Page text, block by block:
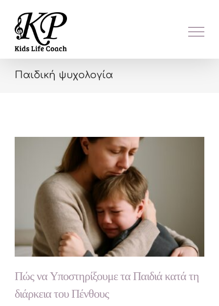
content
Παιδική ψυχολογία
Πώς να Υποστηρίξουμε τα Παιδιά κατά τη
διάρκεια του Πένθους